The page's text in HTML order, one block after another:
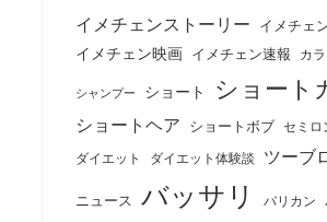
イメチェンストーリー イメチェ
イメチェン映画 イメチェン速報 カ
シャンプー ショート ショート
ショートヘア ショートボブ セミロ
ダイエット ダイエット体験談 ツーブ
ニュース バッサリ バリカン